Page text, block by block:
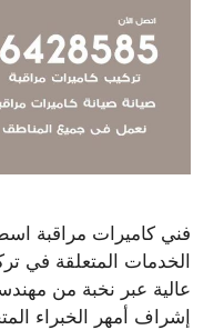
فني كاميرات مراقبة
الخدمات المتعلقة في
عالية عبر نخبة من
إشراف أمهر الخبراء